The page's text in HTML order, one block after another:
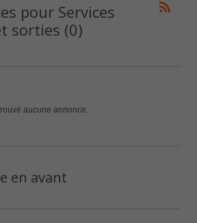
pour Services
sorties (0)
aucune annonce.
en avant